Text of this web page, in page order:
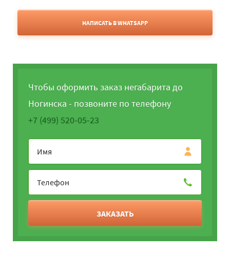
НАПИСАТЬ В WHATSAPP
Чтобы оформить заказ негабарита до
Ногинска - позвоните по телефону
+7 (499) 520-05-23
ЗАКАЗАТЬ